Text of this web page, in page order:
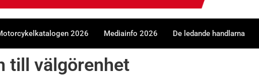
2026 Mediainfo 2026 De ledande handlarna
till välgörenhet